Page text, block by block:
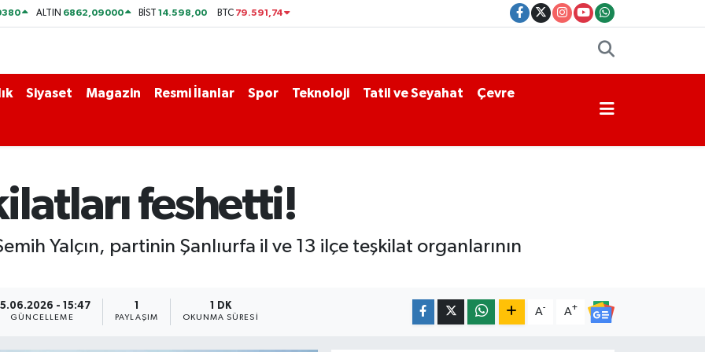
ALTIN 6862,09000 BİST14.598,00 BTC 79.591,74
Siyaset Magazin Resmi İlanlar Spor Teknoloji Tatil ve Seyahat Çevre
feshetti!
Yalçın, partinin Şanlıurfa il ve 13 ilçe teşkilat organlarının
- 15:47
GÜNCELLEME PAYLAŞIM
1 DK
OKUNMA SÜRESI
A- A+